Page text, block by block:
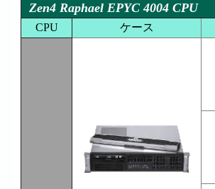
Zen4 Raphael EPYC 4004 CPU
CPU ケース